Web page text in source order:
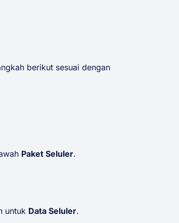
berikut sesuai dengan
Paket Seluler.
untuk Data Seluler.